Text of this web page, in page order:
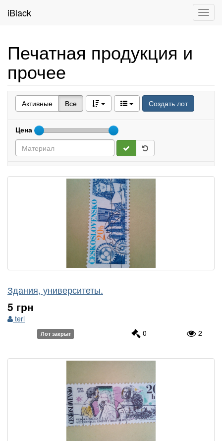
iBlack
Печатная продукция и
прочее
Активные Все Создать лот
Цена
Здания, университеты.
5 грн
terl
Лот закрыт 0 2